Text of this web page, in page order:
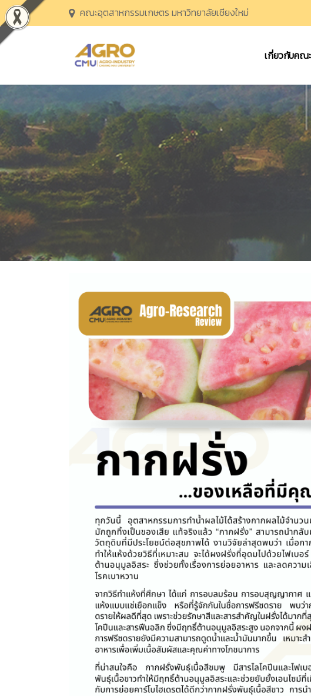
คณะอุตสาหกรรมเกษตร มหาวิทยาลัยเชียงใหม่
เกี่ยวกับคณะ